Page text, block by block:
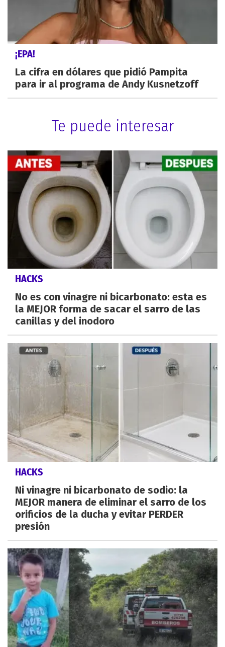
¡EPA!
La cifra en dólares que pidió Pampita
para ir al programa de Andy Kusnetzoff
Te puede interesar
HACKS
No es con vinagre ni bicarbonato: esta es
la MEJOR forma de sacar el sarro de las
canillas y del inodoro
HACKS
Ni vinagre ni bicarbonato de sodio: la
MEJOR manera de eliminar el sarro de los
orificios de la ducha y evitar PERDER
presión